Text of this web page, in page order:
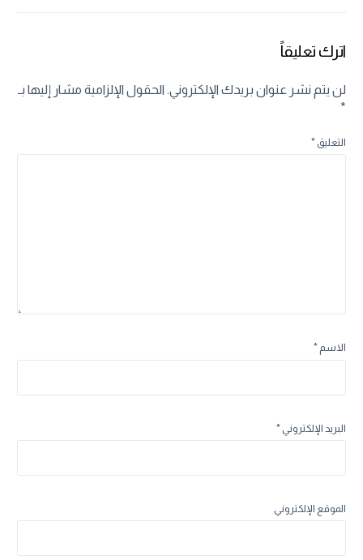
اترك تعليقاً
لن يتم نشر عنوان بريدك الإلكتروني. الحقول الإلزامية مشار إليها بـ
*
التعليق*
الاسم*
البريد الإلكتروني*
الموقع الإلكتروني